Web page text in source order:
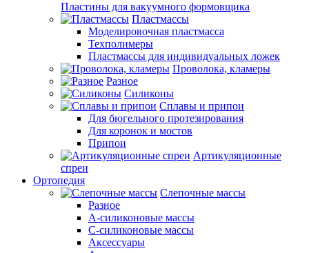
Пластины для вакуумного формовщика
Пластмассы
Моделировочная пластмасса
Техполимеры
Пластмассы для индивидуальных ложек
Проволока, кламеры
Разное
Силиконы
Сплавы и припои
Для бюгельного протезирования
Для коронок и мостов
Припои
Артикуляционные
спреи
Ортопедия
Слепочные массы
Разное
А-силиконовые массы
С-силиконовые массы
Аксессуары